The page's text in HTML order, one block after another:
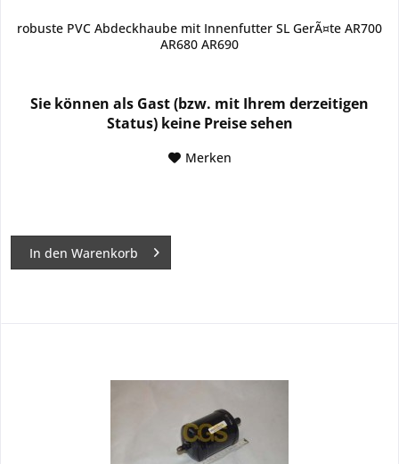
robuste PVC Abdeckhaube mit Innenfutter SL GerÃ¤te AR700
AR680 AR690
Sie können als Gast (bzw. mit Ihrem derzeitigen
Status) keine Preise sehen
Merken
In den Warenkorb